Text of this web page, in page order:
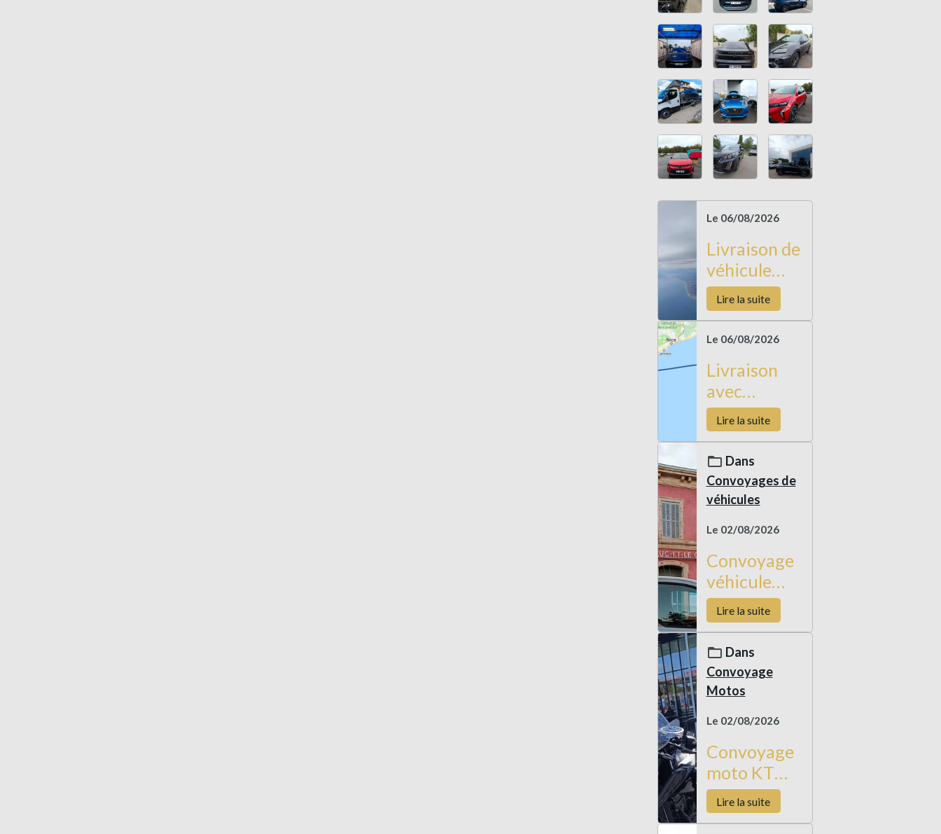
Le 06/08/2026
Livraison de
véhicule
Barcelone
Lire la suite
Le 06/08/2026
Livraison
avec
Restitution
de véhicule
en Corse
Lire la suite
Dans
Convoyages de
véhicules
Le 02/08/2026
Convoyage
véhicule
neuf
Custom
Laval
Toulon
Lire la suite
Dans
Convoyage
Motos
Le 02/08/2026
Convoyage
moto KTM
Duke 790
Lire la suite